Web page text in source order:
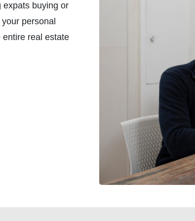
expats buying or
personal
real estate